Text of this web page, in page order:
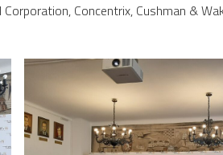
Concentrix, Cushman &